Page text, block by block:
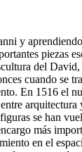
y
piezas
del
cuando se
En 1516 el
se han
más
en el